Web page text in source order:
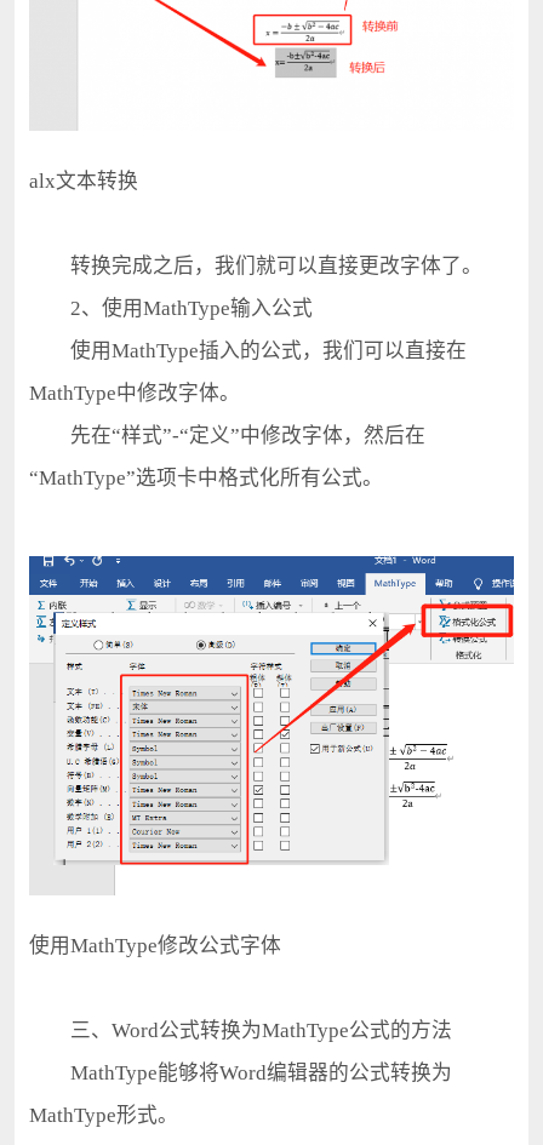
alx文本转换
转换完成之后，我们就可以直接更改字体了。
2、使用MathType输入公式
使用MathType插入的公式，我们可以直接在
MathType中修改字体。
先在“样式”-“定义”中修改字体，然后在
“MathType”选项卡中格式化所有公式。
使用MathType修改公式字体
三、Word公式转换为MathType公式的方法
MathType能够将Word编辑器的公式转换为
MathType形式。